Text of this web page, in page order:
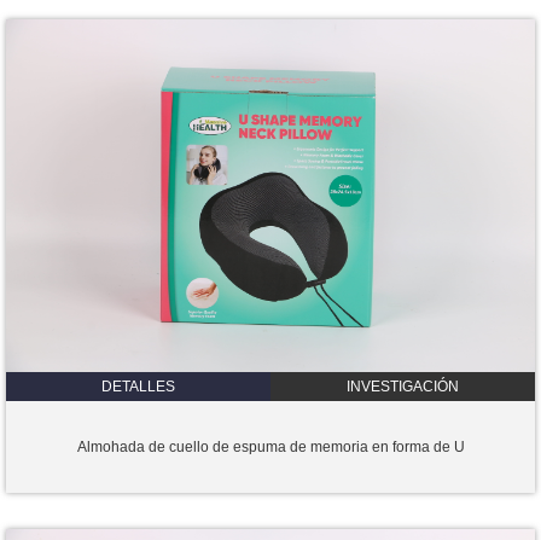
DETALLES INVESTIGACIÓN
Almohada de cuello de espuma de memoria en forma de U